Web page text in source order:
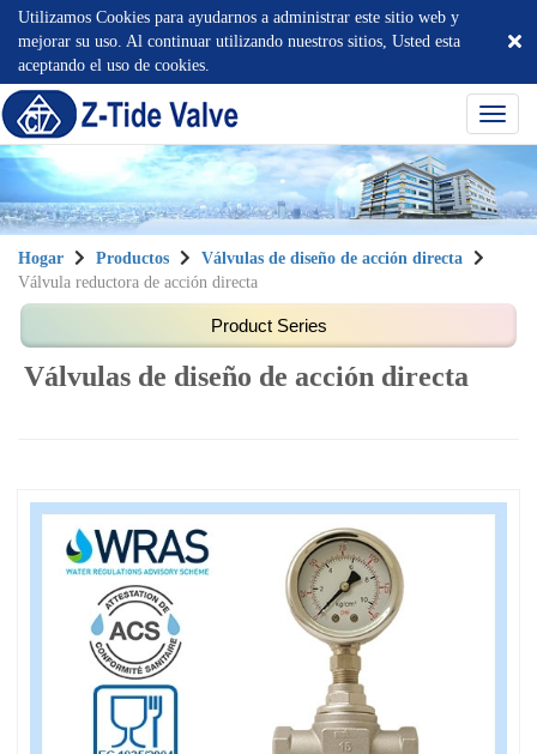
Utilizamos Cookies para ayudarnos a administrar este sitio web y
mejorar su uso. Al continuar utilizando nuestros sitios, Usted esta
aceptando el uso de cookies.
選
單
換
Hogar Productos
Válvulas de diseño de acción directa
Válvula reductora de acción directa
Válvulas de diseño de acción directa